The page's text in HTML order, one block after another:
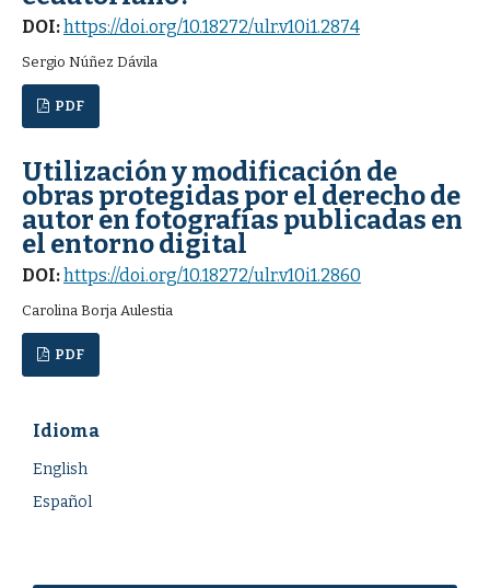
DOI:https://doi.org/10.18272/ulr.v10i1.2874
Sergio Núñez Dávila
PDF
Utilización y modificación de
obras protegidas por el derecho de
autor en fotografías publicadas en
el entorno digital
DOI:https://doi.org/10.18272/ulr.v10i1.2860
Carolina Borja Aulestia
PDF
Idioma
English
Español